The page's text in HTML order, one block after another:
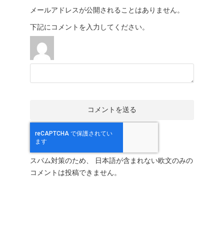
メールアドレスが公開されることはありません。
下記にコメントを入力してください。
スパム対策のため、 日本語が含まれない欧文のみの
コメントは投稿できません。